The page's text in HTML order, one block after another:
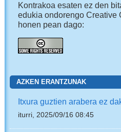
Kontrakoa esaten ez den
edukia ondorengo Creative
honen pean dago:
AZKEN ERANTZUNAK
Itxura guztien arabera ez
iturri, 2025/09/16 08:45